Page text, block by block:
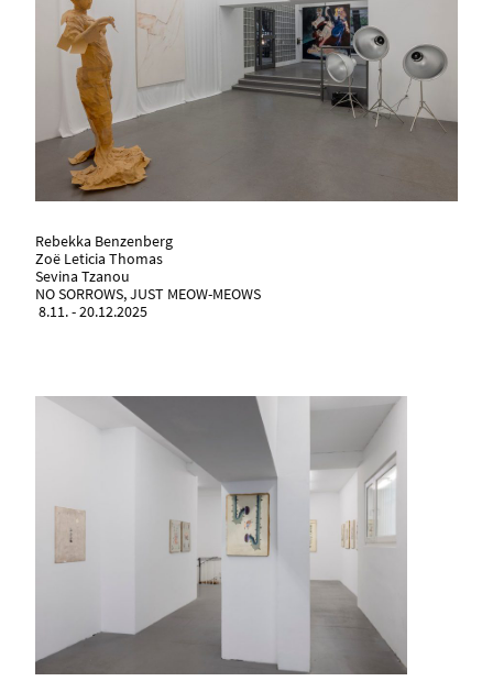
Rebekka Benzenberg
Zoë Leticia Thomas
Sevina Tzanou
NO SORROWS, JUST MEOW-MEOWS
8.11. - 20.12.2025